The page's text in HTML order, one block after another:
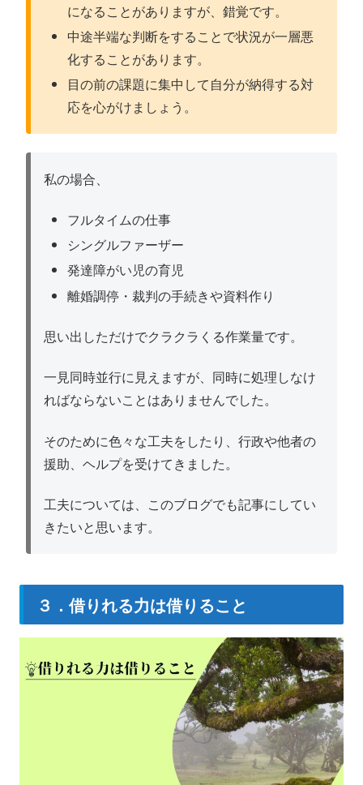
になることがありますが、錯覚です。
中途半端な判断をすることで状況が一層悪
化することがあります。
目の前の課題に集中して自分が納得する対
応を心がけましょう。
私の場合、
フルタイムの仕事
シングルファーザー
発達障がい児の育児
離婚調停・裁判の手続きや資料作り
思い出しただけでクラクラくる作業量です。
一見同時並行に見えますが、同時に処理しなけ
ればならないことはありませんでした。
そのために色々な工夫をしたり、行政や他者の
援助、ヘルプを受けてきました。
工夫については、このブログでも記事にしてい
きたいと思います。
３．借りれる力は借りること